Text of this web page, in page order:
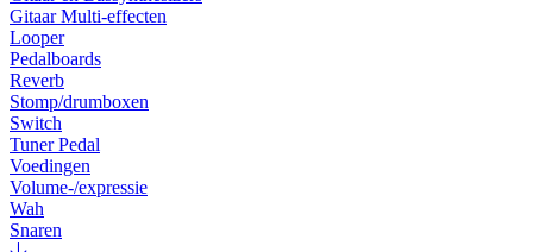
Gitaar Multi-effecten
Looper
Pedalboards
Reverb
Stomp/drumboxen
Switch
Tuner Pedal
Voedingen
Volume-/expressie
Wah
Snaren